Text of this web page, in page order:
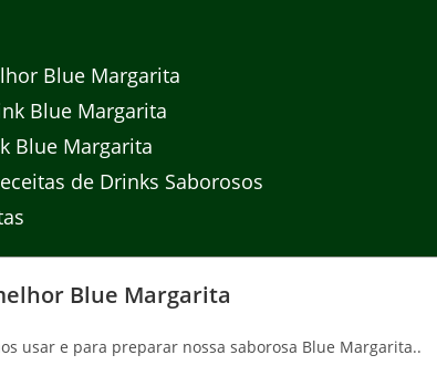
Blue Margarita
Blue Margarita
Blue Margarita
de Drinks Saborosos
Blue Margarita
usar e para preparar nossa saborosa Blue Margarita..